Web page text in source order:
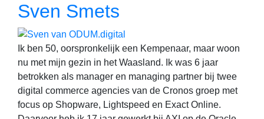
Sven Smets
Ik ben 50, oorspronkelijk een Kempenaar, maar woon
nu met mijn gezin in het Waasland. Ik was 6 jaar
betrokken als manager en managing partner bij twee
digital commerce agencies van de Cronos groep met
focus op Shopware, Lightspeed en Exact Online.